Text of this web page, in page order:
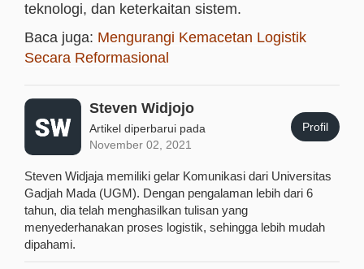
teknologi, dan keterkaitan sistem.
Baca juga: Mengurangi Kemacetan Logistik
Secara Reformasional
Steven Widjojo
Artikel diperbarui pada
November 02, 2021
Profil
Steven Widjaja memiliki gelar Komunikasi dari Universitas
Gadjah Mada (UGM). Dengan pengalaman lebih dari 6
tahun, dia telah menghasilkan tulisan yang
menyederhanakan proses logistik, sehingga lebih mudah
dipahami.